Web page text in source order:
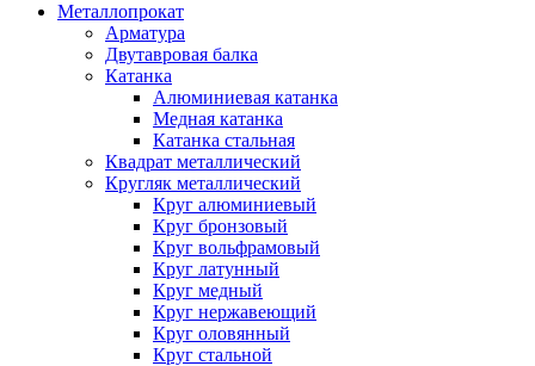
Металлопрокат
Арматура
Двутавровая балка
Катанка
Алюминиевая катанка
Медная катанка
Катанка стальная
Квадрат металлический
Кругляк металлический
Круг алюминиевый
Круг бронзовый
Круг вольфрамовый
Круг латунный
Круг медный
Круг нержавеющий
Круг оловянный
Круг стальной